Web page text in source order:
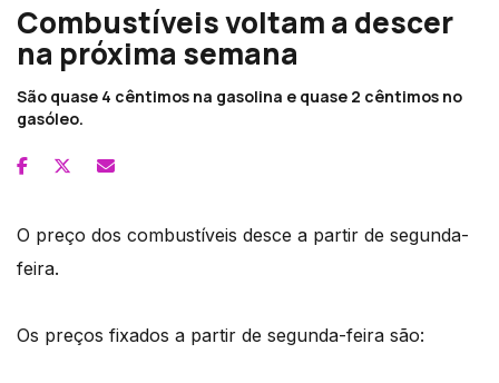
Combustíveis voltam a descer
na próxima semana
São quase 4 cêntimos na gasolina e quase 2 cêntimos no
gasóleo.
O preço dos combustíveis desce a partir de segunda-
feira.
Os preços fixados a partir de segunda-feira são: